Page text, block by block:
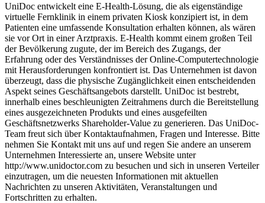
UniDoc entwickelt eine E-Health-Lösung, die als eigenständige
virtuelle Fernklinik in einem privaten Kiosk konzipiert ist, in dem
Patienten eine umfassende Konsultation erhalten können, als wären
sie vor Ort in einer Arztpraxis. E-Health kommt einem großen Teil
der Bevölkerung zugute, der im Bereich des Zugangs, der
Erfahrung oder des Verständnisses der Online-Computertechnologie
mit Herausforderungen konfrontiert ist. Das Unternehmen ist davon
überzeugt, dass die physische Zugänglichkeit einen entscheidenden
Aspekt seines Geschäftsangebots darstellt. UniDoc ist bestrebt,
innerhalb eines beschleunigten Zeitrahmens durch die Bereitstellung
eines ausgezeichneten Produkts und eines ausgefeilten
Geschäftsnetzwerks Shareholder-Value zu generieren. Das UniDoc-
Team freut sich über Kontaktaufnahmen, Fragen und Interesse. Bitte
nehmen Sie Kontakt mit uns auf und regen Sie andere an unserem
Unternehmen Interessierte an, unsere Website unter
http://www.unidoctor.com zu besuchen und sich in unseren Verteiler
einzutragen, um die neuesten Informationen mit aktuellen
Nachrichten zu unseren Aktivitäten, Veranstaltungen und
Fortschritten zu erhalten.